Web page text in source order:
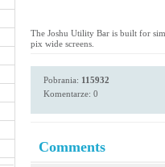
The Joshu Utility Bar is built for
pix wide screens.
Pobrania: 115932
Komentarze: 0
Comments